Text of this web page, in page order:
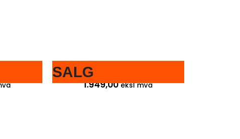
SALG2.436,25
1.949,00eksl mva